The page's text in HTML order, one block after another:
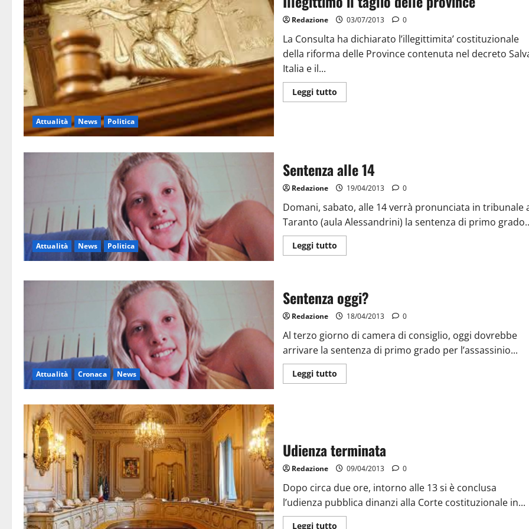
Attualità News Politica
Redazione 03/07/2013 0
La Consulta ha dichiarato l’illegittimita’ costituzionale
della riforma delle Province contenuta nel decreto
Italia e il...
Leggi tutto
Attualità News Politica
Sentenza alle 14
Redazione 19/04/2013 0
Domani, sabato, alle 14 verrà pronunciata in tribunale
Taranto (aula Alessandrini) la sentenza di primo
Leggi tutto
Attualità Cronaca News
Sentenza oggi?
Redazione 18/04/2013 0
Al terzo giorno di camera di consiglio, oggi dovrebbe
arrivare la sentenza di primo grado per l’assassinio...
Leggi tutto
Udienza terminata
Redazione 09/04/2013 0
Dopo circa due ore, intorno alle 13 si è conclusa
l’udienza pubblica dinanzi alla Corte costituzionale in...
Leggi tutto